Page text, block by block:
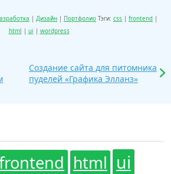
| Дизайн | Портфолио Тэги: css | frontend |
html | ui | wordpress
Создание сайта для питомника
пуделей «Графика Элланз»
html ui